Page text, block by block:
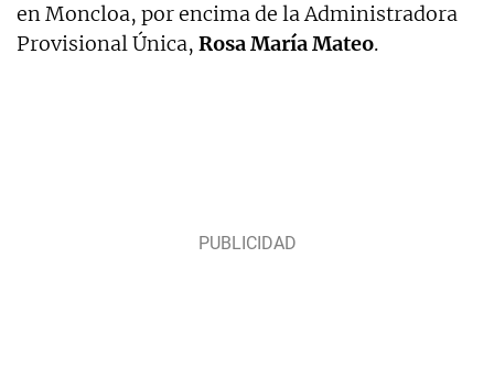
en Moncloa, por encima de la Administradora
Provisional Única, Rosa María Mateo.